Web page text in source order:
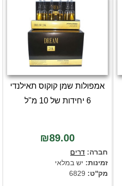
אמפולות שמן קוקוס תאילנדי
6 יחידות של 10 מ"ל
₪89.00
חברה: דרים
זמינות: יש במלאי
מק''ט: